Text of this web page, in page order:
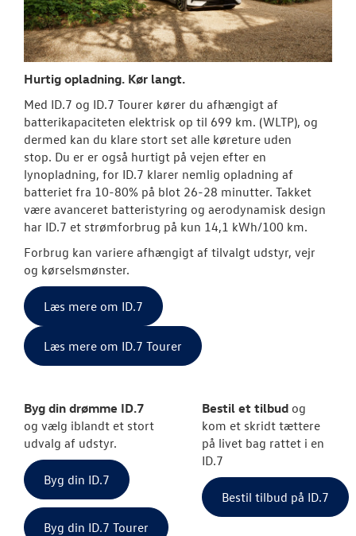
Hurtig opladning. Kør langt.
Med ID.7 og ID.7 Tourer kører du afhængigt af
batterikapaciteten elektrisk op til 699 km. (WLTP), og
dermed kan du klare stort set alle køreture uden
stop. Du er er også hurtigt på vejen efter en
lynopladning, for ID.7 klarer nemlig opladning af
batteriet fra 10-80% på blot 26-28 minutter. Takket
være avanceret batteristyring og aerodynamisk design
har ID.7 et strømforbrug på kun 14,1 kWh/100 km.
Forbrug kan variere afhængigt af tilvalgt udstyr, vejr
og kørselsmønster.
Læs mere om ID.7
Læs mere om ID.7 Tourer
Byg din drømme ID.7
og vælg iblandt et stort
udvalg af udstyr.
Byg din ID.7
Byg din ID.7 Tourer
Bestil et tilbud og
kom et skridt tættere
på livet bag rattet i en
ID.7
Bestil tilbud på ID.7